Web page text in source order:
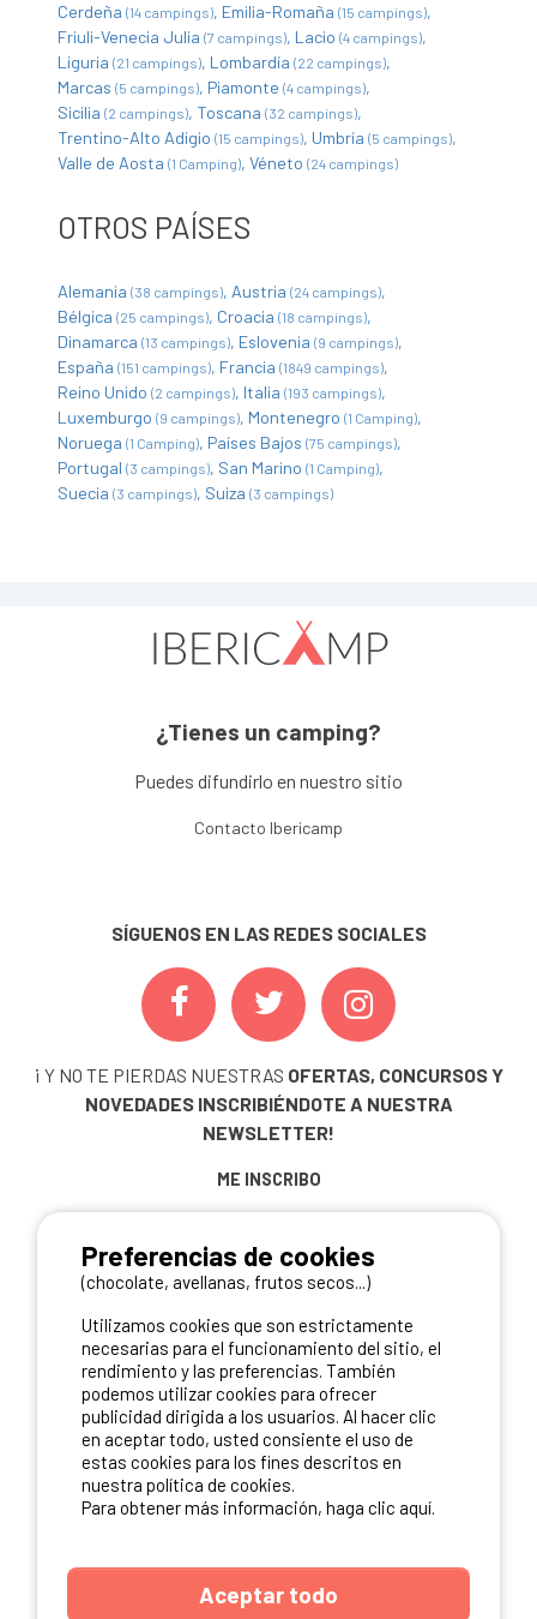
Cerdeña (14 campings) Emilia-Romaña (15 campings)
Friuli-Venecia Julia (7 campings) Lacio (4 campings)
Liguria (21 campings) Lombardía (22 campings)
Marcas (5 campings) Piamonte (4 campings)
Sicilia (2 campings) Toscana (32 campings)
Trentino-Alto Adigio (15 campings) Umbría (5 campings)
Valle de Aosta (1 Camping) Véneto (24 campings)
OTROS PAÍSES
Alemania (38 campings) Austria (24 campings)
Bélgica (25 campings) Croacia (18 campings)
Dinamarca (13 campings) Eslovenia (9 campings)
España (151 campings) Francia (1849 campings)
Reino Unido (2 campings) Italia (193 campings)
Luxemburgo (9 campings) Montenegro (1 Camping)
Noruega (1 Camping) Países Bajos (75 campings)
Portugal (3 campings) San Marino (1 Camping)
Suecia (3 campings) Suiza (3 campings)
¿Tienes un camping?
Puedes difundirlo en nuestro sitio
Contacto Ibericamp
SÍGUENOS EN LAS REDES SOCIALES
¡ Y NO TE PIERDAS NUESTRAS OFERTAS, CONCURSOS Y
NOVEDADES INSCRIBIÉNDOTE A NUESTRA
NEWSLETTER!
ME INSCRIBO
NUESTROS PARTNERS
Preferencias de cookies
(chocolate, avellanas, frutos secos...)
Utilizamos cookies que son estrictamente
necesarias para el funcionamiento del sitio, el
rendimiento y las preferencias. También
podemos utilizar cookies para ofrecer
publicidad dirigida a los usuarios. Al hacer clic
en aceptar todo, usted consiente el uso de
estas cookies para los fines descritos en
nuestra política de cookies.
Para obtener más información, haga clic aquí.
Aceptar todo